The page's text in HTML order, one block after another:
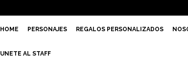
HOME PERSONAJES REGALOS PERSONALIZADOS
UNETE AL STAFF